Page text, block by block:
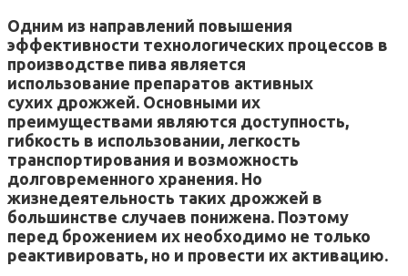
Одним из направлений повышения
эффективности технологических процессов в
производстве пива является
использование препаратов активных
сухих дрожжей. Основными их
преимуществами являются доступность,
гибкость в использовании, легкость
транспортирования и возможность
долговременного хранения. Но
жизнедеятельность таких дрожжей в
большинстве случаев понижена. Поэтому
перед брожением их необходимо не только
реактивировать, но и провести их активацию.